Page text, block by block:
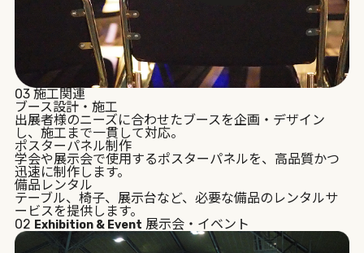
03 施工関連
ブース設計・施工
出展者様のニーズに合わせたブースを企画・デザイン
し、施工まで一貫して対応。
ポスターパネル制作
学会や展示会で使用するポスターパネルを、高品質かつ
迅速に制作します。
備品レンタル
テーブル、椅子、展示台など、必要な備品のレンタルサ
ービスを提供します。
02 Exhibition & Event 展示会・イベント